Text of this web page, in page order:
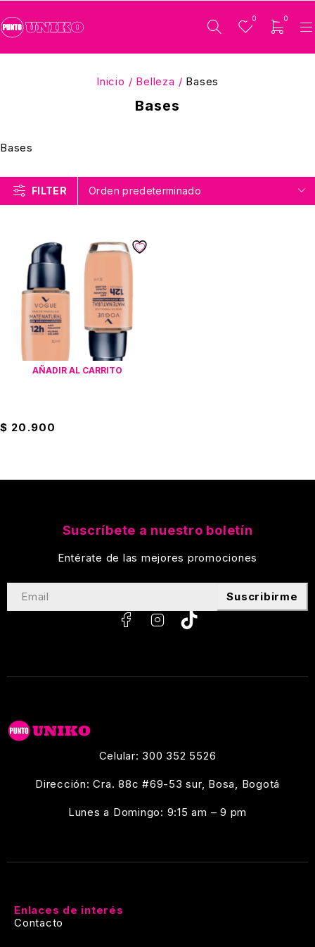
0 0
Bases
Inicio / Belleza / Bases
Bases
FILTER Orden predeterminado
AÑADIR AL CARRITO
$ 20.900
Celular: 300 352 5526
Dirección: Cra. 88c #69-53 sur, Bosa, Bogotá
Lunes a Domingo: 9:15 am – 9 pm
Enlaces de interés
Contacto
Suscríbete a nuestro boletín
Entérate de las mejores promociones
Suscribirme